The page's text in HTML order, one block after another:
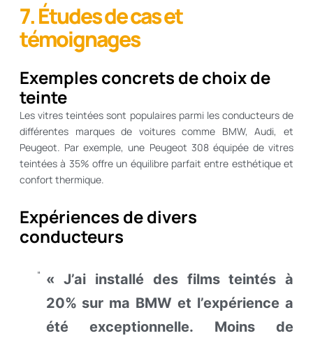
7. Études de cas et
témoignages
Exemples concrets de choix de
teinte
Les vitres teintées sont populaires parmi les conducteurs de
différentes marques de voitures comme BMW, Audi, et
Peugeot. Par exemple, une Peugeot 308 équipée de vitres
teintées à 35% offre un équilibre parfait entre esthétique et
confort thermique.
Expériences de divers
conducteurs
« J’ai installé des films teintés à
20% sur ma BMW et l’expérience a
été exceptionnelle. Moins de